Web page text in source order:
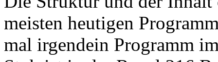
meisten heutigen
mal irgendein Programm